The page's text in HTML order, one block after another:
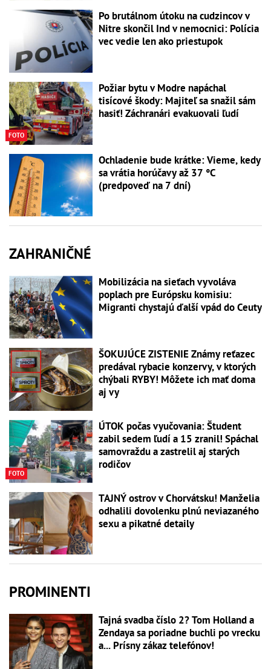
Po brutálnom útoku na cudzincov v
Nitre skončil Ind v nemocnici: Polícia
vec vedie len ako priestupok
FOTO
Požiar bytu v Modre napáchal
tisícové škody: Majiteľ sa snažil sám
hasiť! Záchranári evakuovali ľudí
Ochladenie bude krátke: Vieme, kedy
sa vrátia horúčavy až 37 °C
(predpoveď na 7 dní)
ZAHRANIČNÉ
Mobilizácia na sieťach vyvoláva
poplach pre Európsku komisiu:
Migranti chystajú ďalší vpád do Ceuty
ŠOKUJÚCE ZISTENIE Známy reťazec
predával rybacie konzervy, v ktorých
chýbali RYBY! Môžete ich mať doma
aj vy
FOTO
ÚTOK počas vyučovania: Študent
zabil sedem ľudí a 15 zranil! Spáchal
samovraždu a zastrelil aj starých
rodičov
TAJNÝ ostrov v Chorvátsku! Manželia
odhalili dovolenku plnú neviazaného
sexu a pikatné detaily
PROMINENTI
Tajná svadba číslo 2? Tom Holland a
Zendaya sa poriadne buchli po vrecku
a... Prísny zákaz telefónov!